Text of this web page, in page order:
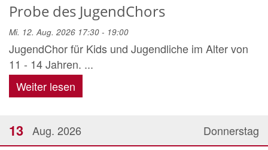
Probe des JugendChors
Mi. 12. Aug. 2026 17:30 - 19:00
JugendChor für Kids und Jugendliche im Alter von
11 - 14 Jahren. ...
Weiter lesen
Donnerstag
13 Aug. 2026